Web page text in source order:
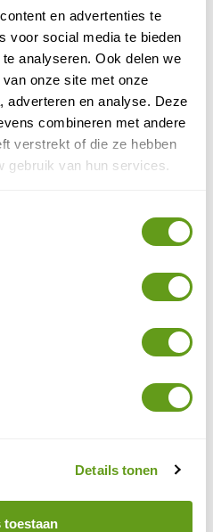
en advertenties te
voor social media te bieden
analyseren. Ook delen we
onze site met onze
adverteren en analyse. Deze
combineren met andere
verstrekt of die ze hebben
gebruik van hun services.
Details tonen
toestaan
naar het "einde van
of boswachter zijn
met je delen. In de lente
georganiseerd naar de
en tijdens de nacht
plaats waarbij je per
op de Boschplaat
een paradijs voor